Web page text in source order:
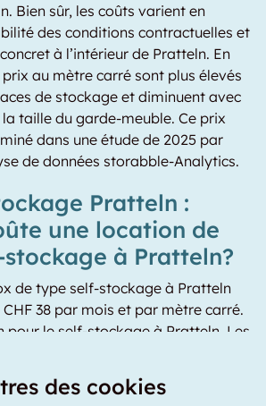
Bien sûr, les coûts varient en
des conditions contractuelles et
à l’intérieur de Pratteln. En
au mètre carré sont plus élevés
de stockage et diminuent avec
taille du garde-meuble. Ce prix
dans une étude de 2025 par
de données storabble-Analytics.
Pratteln :
une location de
à Pratteln?
de type self-stockage à Pratteln
38 par mois et par mètre carré.
pour le self-stockage à Pratteln. Les
l'équipement sur place, de la
contractuelles et de
des cookies